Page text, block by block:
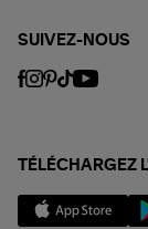
SUIVEZ-NOUS
TÉLÉCHARGEZ